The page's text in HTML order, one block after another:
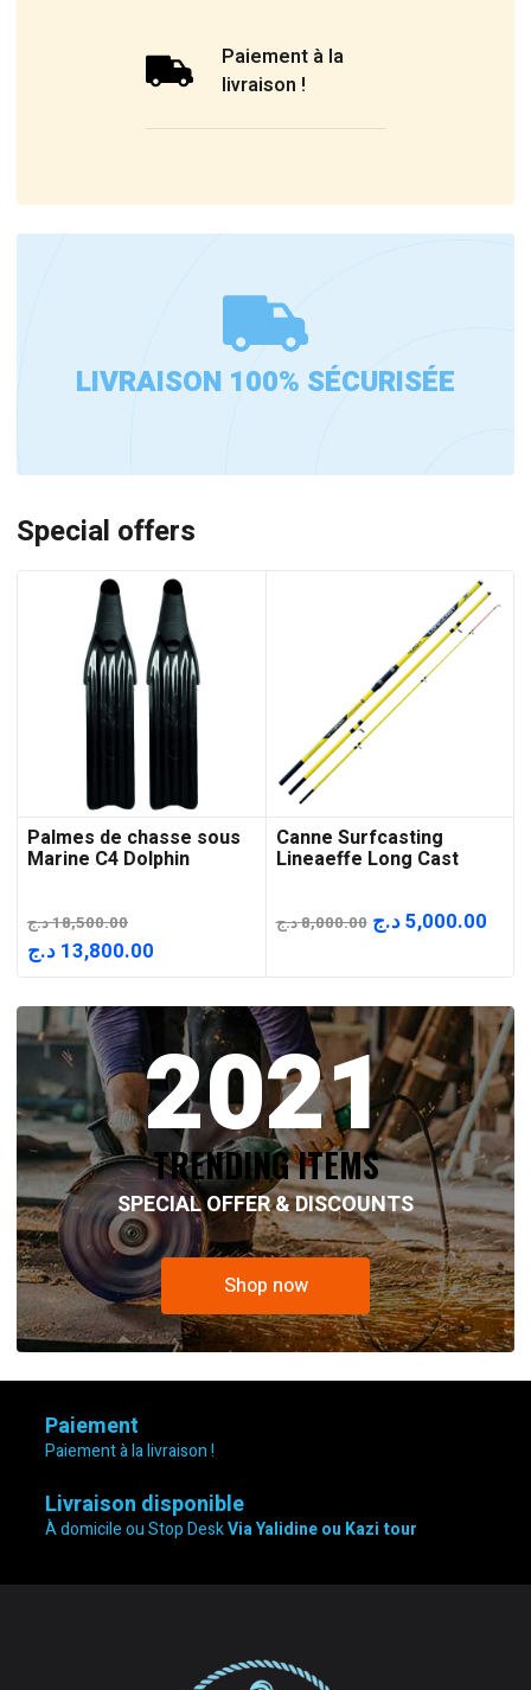
Paiement à la
livraison !
LIVRAISON 100% SÉCURISÉE
Special offers
Palmes de chasse sous
Marine C4 Dolphin
18,500.00د.ج
Le
initial
était :
18,500.00 د.ج.
13,800.00 د.ج
actuel
est :
13,800.00 د.ج.
Canne Surfcasting
Lineaeffe Long Cast
8,000.00د.ج
Le
était :
8,000.00 د.ج.
5,000.00د.ج
Le
est :
2021
TRENDING ITEMS
SPECIAL OFFER & DISCOUNTS
Shop now
Paiement
Paiement à la livraison !
Livraison disponible
À domicile ou Stop DeskVia Yalidine ou Kazi tour